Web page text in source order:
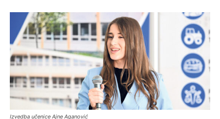
Izvedba učenice Ajne Aganović